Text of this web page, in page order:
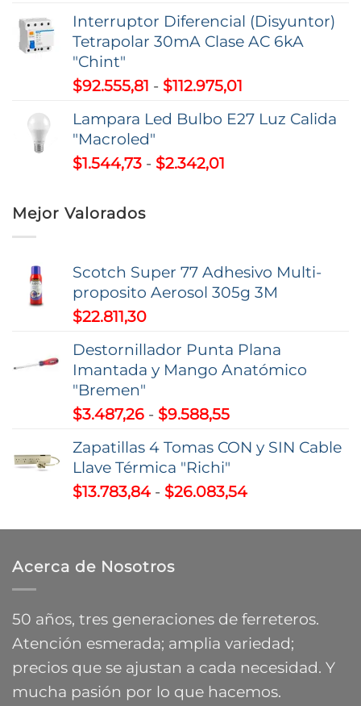
$195.263,51
precios:
desde
$26.493,00
Interruptor Diferencial (Disyuntor)
Tetrapolar 30mA Clase AC 6kA
"Chint"
$92.555,81 - $112.975,01
precios:
Lampara Led Bulbo E27 Luz Calida
"Macroled"
$1.544,73 - $2.342,01
hasta
$2.342,01
Mejor Valorados
Scotch Super 77 Adhesivo Multi-
proposito Aerosol 305g 3M
$22.811,30
Destornillador Punta Plana
Imantada y Mango Anatómico
"Bremen"
$3.487,26 - $9.588,55Rango
precios:
$3.487,26
$9.588,55
Zapatillas 4 Tomas CON y SIN Cable
Llave Térmica "Richi"
$13.783,84 - $26.083,54Rango
precios:
$26.083,54
Acerca de Nosotros
50 años, tres generaciones de ferreteros.
Atención esmerada; amplia variedad;
precios que se ajustan a cada necesidad. Y
mucha pasión por lo que hacemos.